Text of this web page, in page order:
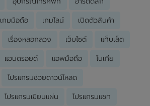
เกมมือถือ เกมไลน์ เปิดตัวสินค้า
เรื่องหลอกลวง เว็บไซต์ แท็บเล็ต
แอนดรอยด์ แอพมือถือ โนเกีย
โปรแกรมช่วยดาวน์โหลด
โปรแกรมเขียนแผ่น โปรแกรมแชท